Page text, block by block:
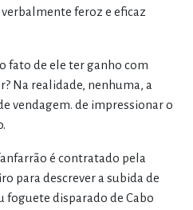
feroz e eficaz
fato de ele ter ganho com
Na realidade, nenhuma, a
vendagem. de impressionar o
é contratado pela
para descrever a subida de
foguete disparado de Cabo